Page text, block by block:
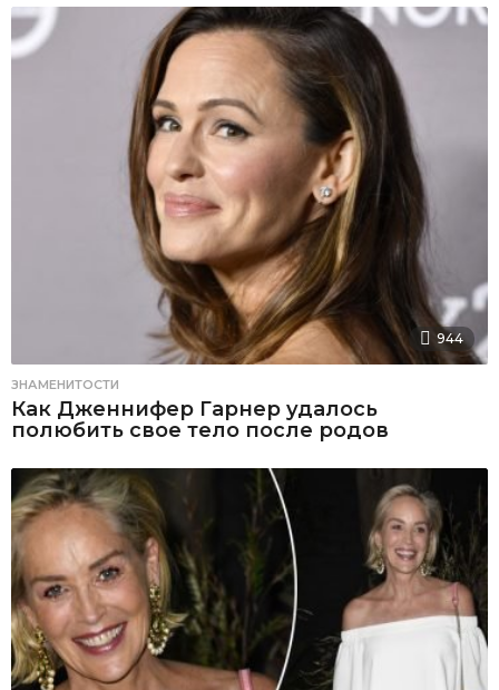
944
ЗНАМЕНИТОСТИ
Как Дженнифер Гарнер удалось
полюбить свое тело после родов